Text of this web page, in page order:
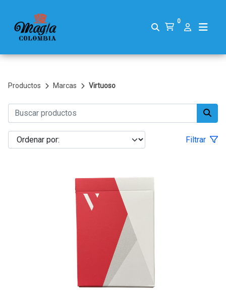
0
Productos Marcas Virtuoso
Filtrar